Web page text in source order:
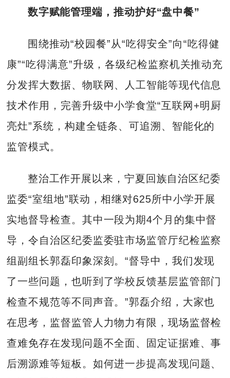
数字赋能管理端，推动护好“盘中餐”
围绕推动“校园餐”从“吃得安全”向“吃得健
康”“吃得满意”升级，各级纪检监察机关推动充
分发挥大数据、物联网、人工智能等现代信息
技术作用，完善升级中小学食堂“互联网+明厨
亮灶”系统，构建全链条、可追溯、智能化的
监管模式。
整治工作开展以来，宁夏回族自治区纪委
监委“室组地”联动，相继对625所中小学开展
实地督导检查。其中一段为期4个月的集中督
导，令自治区纪委监委驻市场监管厅纪检监察
组副组长郭磊印象深刻。“督导中，我们发现
了一些问题，也听到了学校反馈基层监管部门
检查不规范等不同声音。”郭磊介绍，大家也
在思考，监督监管人力物力有限，现场监督检
查难免存在发现问题不全面、固定证据难、事
后溯源难等短板。如何进一步提高发现问题、